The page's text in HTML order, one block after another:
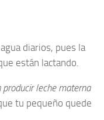
diarios, pues la
están lactando.
leche materna
tu pequeño quede